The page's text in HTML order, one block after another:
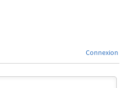
Connexion